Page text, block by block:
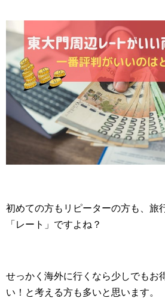
初めての方もリピーターの方も、旅
「レート」ですよね？
せっかく海外に行くなら少しでもお
い！と考える方も多いと思います。